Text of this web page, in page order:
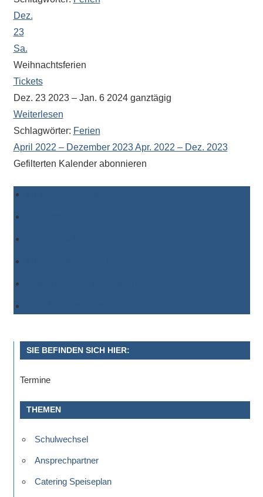
Dez.
23
Sa.
Weihnachtsferien
Tickets
Dez. 23 2023 – Jan. 6 2024 ganztägig
Weiterlesen
Schlagwörter: Ferien
April 2022 – Dezember 2023 Apr. 2022 – Dez. 2023
Gefilterten Kalender abonnieren
SIE BEFINDEN SICH HIER:
Termine
THEMEN
Schulwechsel
Ansprechpartner
Catering Speiseplan